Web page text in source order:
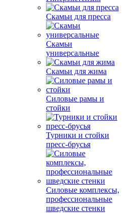
Скамьи для пресса
Скамьи
универсальные
Скамьи для жима
Силовые рамы и
стойки
Турники и стойки
пресс-брусья
Силовые комплексы,
профессиональные
шведские стенки